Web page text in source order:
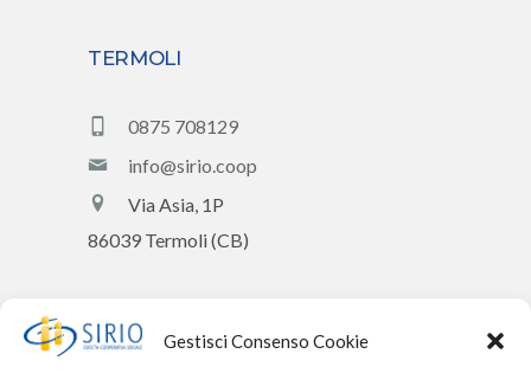
Gestisci Consenso Cookie
TERMOLI
0875 708129
info@sirio.coop
Via Asia, 1P
86039 Termoli (CB)
LARINO